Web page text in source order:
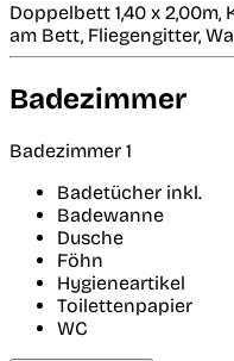
Doppelbett 1,40 x 2,00m,
am Bett, Fliegengitter,
Badezimmer
Badezimmer 1
Badetücher inkl.
Badewanne
Dusche
Föhn
Hygieneartikel
Toilettenpapier
WC